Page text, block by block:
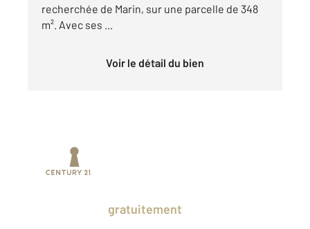
recherchée de Marin, sur une parcelle de 348
m². Avec ses ...
Voir le détail du bien
gratuitement